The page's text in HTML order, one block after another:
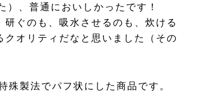
、普通においしかったです！
ぐのも、吸水させるのも、炊ける
オリティだなと思いました（その
殊製法でパフ状にした商品です。